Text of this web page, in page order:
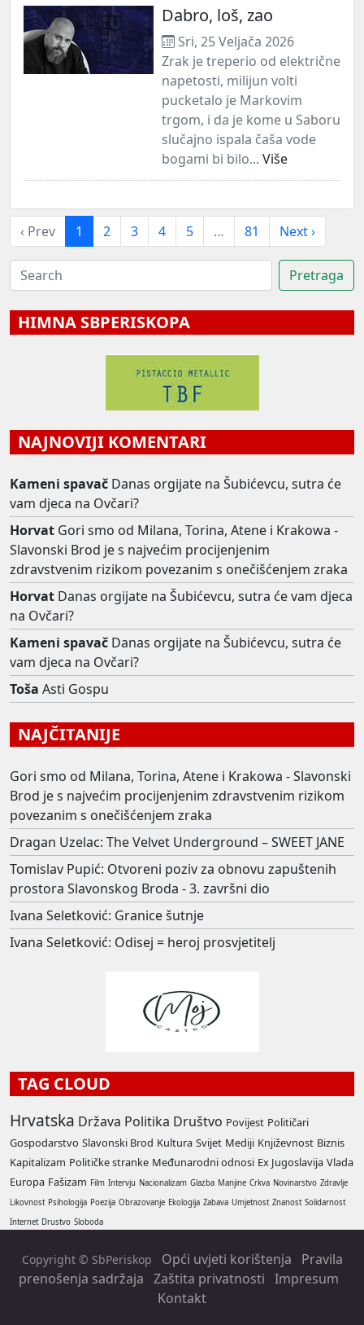
Dabro, loš, zao
Sri, 25 Veljača 2026
Zrak je treperio od električne
napetosti, milijun volti
pucketalo je Markovim
trgom, i da je kome u Saboru
slučajno ispala čaša vode
bogami bi bilo... Više
‹ Prev 1 2 3 4 5 … 81 Next ›
HIMNA SBPERISKOPA
NAJNOVIJI KOMENTARI
Kameni spavač Danas orgijate na Šubićevcu, sutra će
vam djeca na Ovčari?
Horvat Gori smo od Milana, Torina, Atene i Krakowa -
Slavonski Brod je s najvećim procijenjenim
zdravstvenim rizikom povezanim s onečišćenjem zraka
Horvat Danas orgijate na Šubićevcu, sutra će vam djeca
na Ovčari?
Kameni spavač Danas orgijate na Šubićevcu, sutra će
vam djeca na Ovčari?
Toša Asti Gospu
NAJČITANIJE
Gori smo od Milana, Torina, Atene i Krakowa - Slavonski
Brod je s najvećim procijenjenim zdravstvenim rizikom
povezanim s onečišćenjem zraka
Dragan Uzelac: The Velvet Underground – SWEET JANE
Tomislav Pupić: Otvoreni poziv za obnovu zapuštenih
prostora Slavonskog Broda - 3. završni dio
Ivana Seletković: Granice šutnje
Ivana Seletković: Odisej = heroj prosvjetitelj
TAG CLOUD
Hrvatska Država Politika Društvo Povijest Političari
Gospodarstvo Slavonski Brod Kultura Svijet Mediji Književnost Biznis
Kapitalizam Političke stranke Međunarodni odnosi Ex Jugoslavija Vlada
Europa Fašizam Film Intervju Nacionalizam Glazba Manjine Crkva Novinarstvo Zdravlje
Likovnost Psihologija Poezija Obrazovanje Ekologija Zabava Umjetnost Znanost Solidarnost
Internet Drustvo Sloboda
Copyright © SbPeriskop Opći uvjeti korištenja
Pravila
prenošenja sadržaja Zaštita privatnosti Impresum
Kontakt